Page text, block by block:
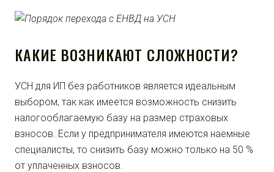
КАКИЕ ВОЗНИКАЮТ СЛОЖНОСТИ?
УСН для ИП без работников является идеальным
выбором, так как имеется возможность снизить
налогооблагаемую базу на размер страховых
взносов. Если у предпринимателя имеются наемные
специалисты, то снизить базу можно только на 50 %
от уплаченных взносов.